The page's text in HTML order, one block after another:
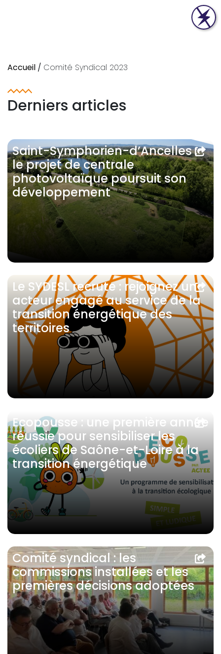
Accueil / Comité Syndical 2023
Derniers articles
Saint-Symphorien-d’Ancelles :
le projet de centrale
photovoltaïque poursuit son
développement
Le SYDESL recrute : rejoignez un
acteur engagé au service de la
transition énergétique des
territoires
Ecopousse : une première année
réussie pour sensibiliser les
écoliers de Saône-et-Loire à la
transition énergétique
Comité syndical : les
commissions installées et les
premières décisions adoptées